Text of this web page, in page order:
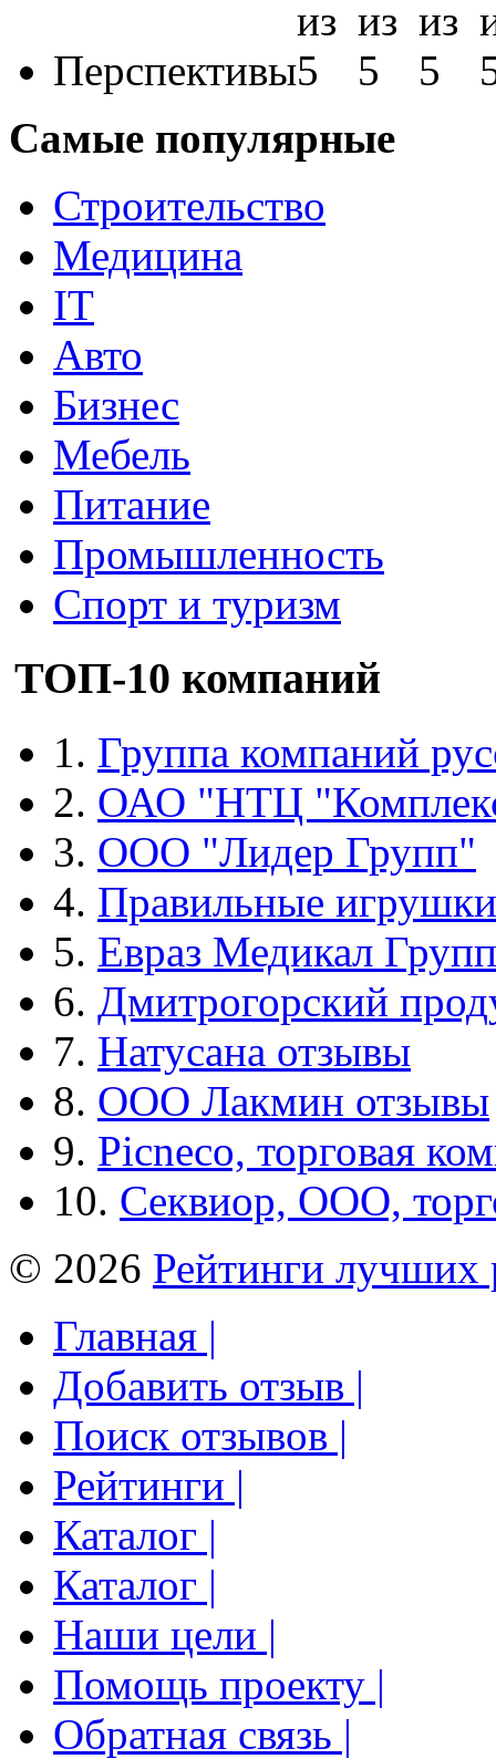
Перспективы
Самые популярные
Строительство
Медицина
IT
Авто
Бизнес
Мебель
Питание
Промышленность
Спорт и туризм
ТОП-10 компаний
1. Группа компаний
2. ОАО "НТЦ
3. ООО "Лидер Групп"
4. Правильные игрушки
5. Евраз Медикал Групп
6. Дмитрогорский
7. Натусана отзывы
8. ООО Лакмин отзывы
9. Picneco, торговая
10. Секвиор, ООО,
© 2026 Рейтинги лучших
Главная |
Добавить отзыв |
Поиск отзывов |
Рейтинги |
Каталог |
Каталог |
Наши цели |
Помощь проекту |
Обратная связь |